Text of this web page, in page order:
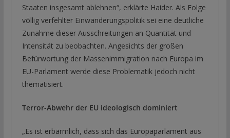
Staaten insgesamt ablehnen“, erklärte Haider. Als Folge
völlig verfehlter Einwanderungspolitik sei eine deutliche
Zunahme dieser Ausschreitungen an Quantität und
Intensität zu beobachten. Angesichts der großen
Befürwortung der Massenimmigration nach Europa im
EU-Parlament werde diese Problematik jedoch nicht
thematisiert.
Terror-Abwehr der EU ideologisch dominiert
„Es ist erbärmlich, dass sich das Europaparlament aus